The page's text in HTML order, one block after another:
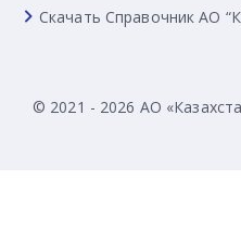
Скачать Справочник АО
© 2021 - 2026 АО